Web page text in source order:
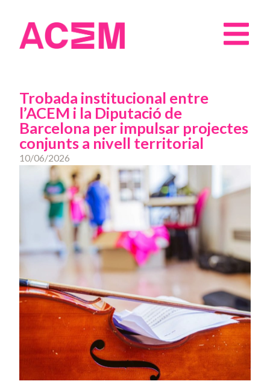
Trobada institucional entre
l’ACEM i la Diputació de
Barcelona per impulsar projectes
conjunts a nivell territorial
10/06/2026